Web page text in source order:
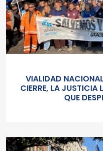
VIALIDAD
CIERRE, LA JUSTICIA
QUE